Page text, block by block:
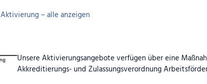
Aktivierung – alle anzeigen
Unsere Aktivierungsangebote verfügen über eine
Akkreditierungs- und Zulassungs­verordnung